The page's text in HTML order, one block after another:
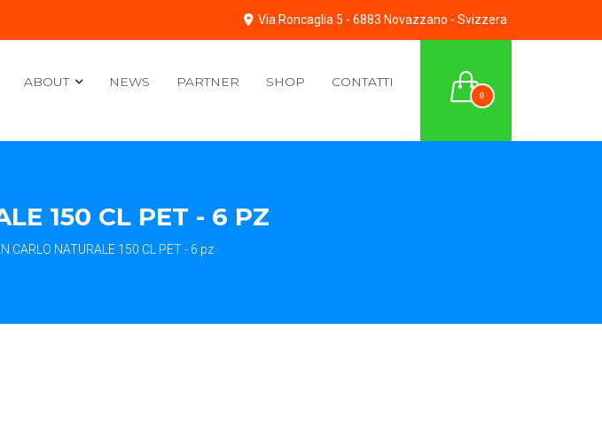
Via Roncaglia 5 - 6883 Novazzano - Svizzera
0
ABOUT NEWS PARTNER SHOP CONTATTI
150 CL PET - 6 PZ
CARLO NATURALE 150 CL PET - 6 pz